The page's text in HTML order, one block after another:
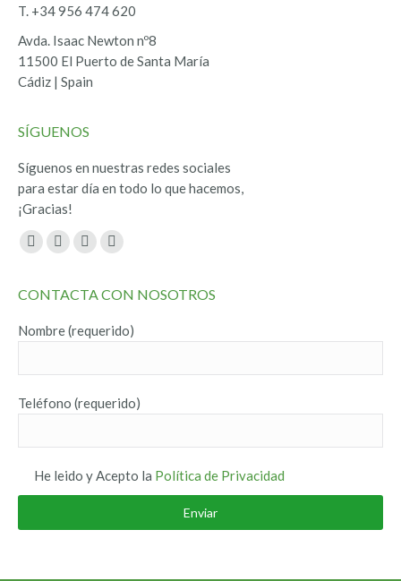
T. +34 956 474 620
Avda. Isaac Newton nº8
11500 El Puerto de Santa María
Cádiz | Spain
SÍGUENOS
Síguenos en nuestras redes sociales
para estar día en todo lo que hacemos,
¡Gracias!
Encuéntranos en:
Facebook
opens
new
Twitter
opens
new
YouTube
opens
new
Instagram
opens
new
CONTACTA CON NOSOTROS
Nombre (requerido)
Teléfono (requerido)
He leido y Acepto la Política de Privacidad